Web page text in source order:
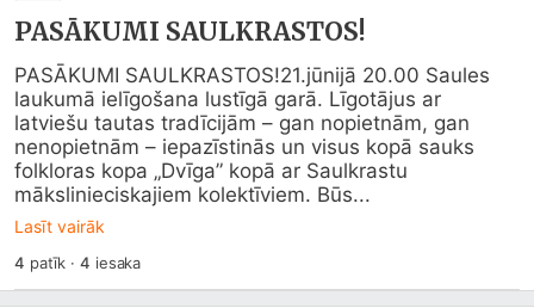
PASĀKUMI SAULKRASTOS!
PASĀKUMI SAULKRASTOS!21.jūnijā 20.00 Saules
laukumā ielīgošana lustīgā garā. Līgotājus ar
latviešu tautas tradīcijām – gan nopietnām, gan
nenopietnām – iepazīstinās un visus kopā sauks
folkloras kopa „Dvīga” kopā ar Saulkrastu
mākslinieciskajiem kolektīviem. Būs...
Lasīt vairāk
4 patīk ·4 iesaka